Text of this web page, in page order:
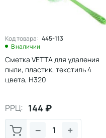
Код товара: 445-113
В наличии
Сметка VETTA для удаления
пыли, пластик, текстиль 4
цвета, H320
РРЦ: 144 ₽
+
−